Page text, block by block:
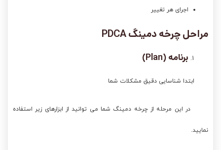
اجرای هر تغییر
مراحل چرخه دمینگPDCA
برنامه (Plan)
ابتدا شناسایی دقیق مشکلات شما
در این مرحله از چرخه دمینگ شما می توانید از ابزارهای زیر استفاده
نمایید.